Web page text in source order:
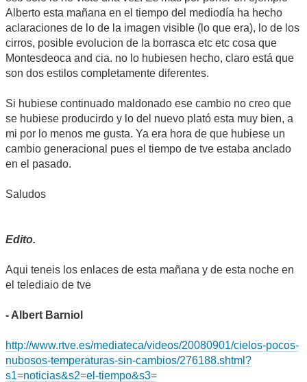
Alberto esta mañana en el tiempo del mediodía ha hecho
aclaraciones de lo de la imagen visible (lo que era), lo de los
cirros, posible evolucion de la borrasca etc etc cosa que
Montesdeoca and cia. no lo hubiesen hecho, claro está que
son dos estilos completamente diferentes.
Si hubiese continuado maldonado ese cambio no creo que
se hubiese producirdo y lo del nuevo plató esta muy bien, a
mi por lo menos me gusta. Ya era hora de que hubiese un
cambio generacional pues el tiempo de tve estaba anclado
en el pasado.
Saludos
Edito.
Aqui teneis los enlaces de esta mañana y de esta noche en
el telediaio de tve
- Albert Barniol
http://www.rtve.es/mediateca/videos/20080901/cielos-pocos-
nubosos-temperaturas-sin-cambios/276188.shtml?
s1=noticias&s2=el-tiempo&s3=